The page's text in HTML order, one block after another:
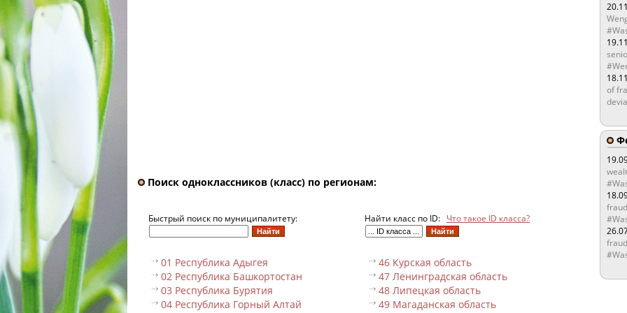
Поиск одноклассников (класс) по регионам:
Быстрый поиск по муниципалитету: Найти класс по ID: Что такое ID класса?
01 Республика Адыгея
02 Республика Башкортостан
03 Республика Бурятия
04 Республика Горный Алтай
46 Курская область
47 Ленинградская область
48 Липецкая область
49 Магаданская область
of